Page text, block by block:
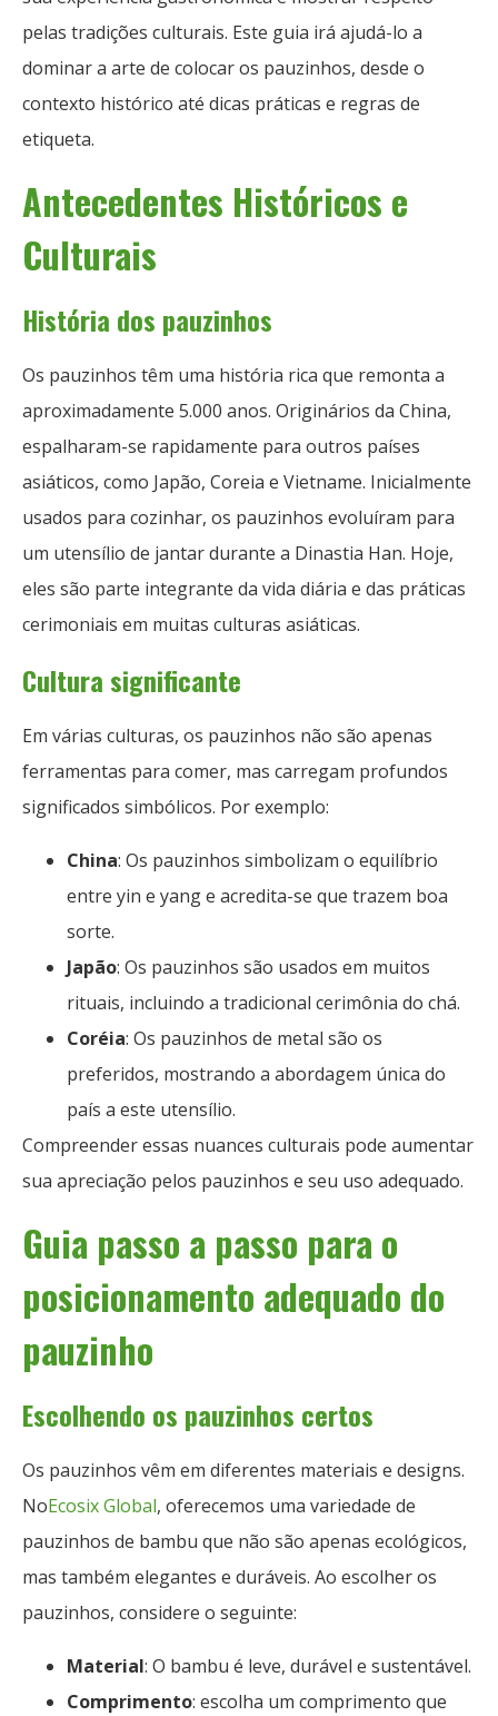
pelas tradições culturais. Este guia irá ajudá-lo a
dominar a arte de colocar os pauzinhos, desde o
contexto histórico até dicas práticas e regras de
etiqueta.
Antecedentes Históricos e
Culturais
História dos pauzinhos
Os pauzinhos têm uma história rica que remonta a
aproximadamente 5.000 anos. Originários da China,
espalharam-se rapidamente para outros países
asiáticos, como Japão, Coreia e Vietname. Inicialmente
usados ​​para cozinhar, os pauzinhos evoluíram para
um utensílio de jantar durante a Dinastia Han. Hoje,
eles são parte integrante da vida diária e das práticas
cerimoniais em muitas culturas asiáticas.
Cultura significante
Em várias culturas, os pauzinhos não são apenas
ferramentas para comer, mas carregam profundos
significados simbólicos. Por exemplo:
China: Os pauzinhos simbolizam o equilíbrio
entre yin e yang e acredita-se que trazem boa
sorte.
Japão: Os pauzinhos são usados ​​em muitos
rituais, incluindo a tradicional cerimônia do chá.
Coréia: Os pauzinhos de metal são os
preferidos, mostrando a abordagem única do
país a este utensílio.
Compreender essas nuances culturais pode aumentar
sua apreciação pelos pauzinhos e seu uso adequado.
Guia passo a passo para o
posicionamento adequado do
pauzinho
Escolhendo os pauzinhos certos
Os pauzinhos vêm em diferentes materiais e designs.
NoEcosix Global, oferecemos uma variedade de
pauzinhos de bambu que não são apenas ecológicos,
mas também elegantes e duráveis. Ao escolher os
pauzinhos, considere o seguinte:
Material: O bambu é leve, durável e sustentável.
Comprimento: escolha um comprimento que